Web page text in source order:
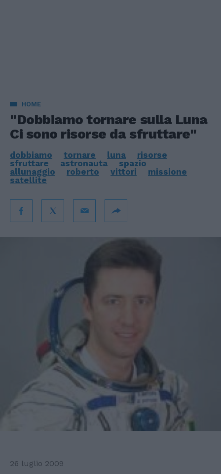
HOME
"Dobbiamo tornare sulla Luna
Ci sono risorse da sfruttare"
dobbiamo tornare luna
risorse
sfruttare
astronauta
spazio
allunaggio
roberto vittori
missione
satellite
26 luglio 2009